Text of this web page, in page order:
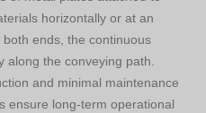
horizontally or at an
ends, the continuous
along the conveying path.
and minimal maintenance
ensure long-term operational